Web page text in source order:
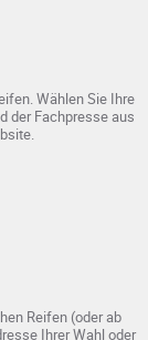
Wählen Sie Ihre
der Fachpresse aus
Reifen (oder ab
Ihrer Wahl oder